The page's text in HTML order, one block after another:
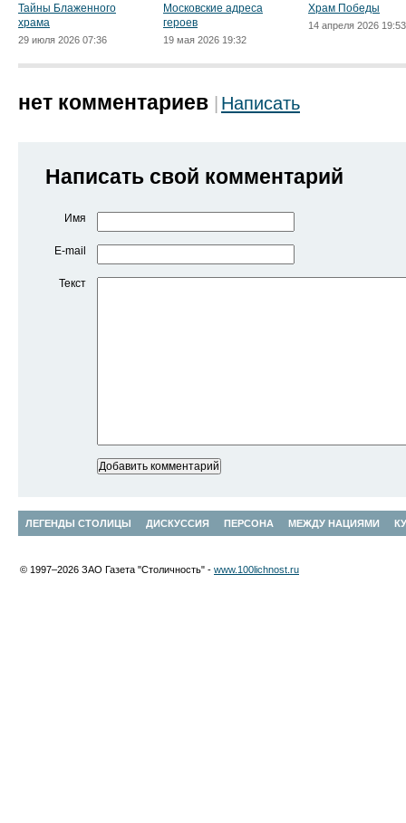
Тайны Блаженного
храма
29 июля 2026 07:36
Московские адреса
героев
19 мая 2026 19:32
Храм Победы
14 апреля 2026 19:53
нет комментариев Написать
Написать свой комментарий
Имя
E-mail
Текст
ЛЕГЕНДЫ СТОЛИЦЫ ДИСКУССИЯ ПЕРСОНА МЕЖДУ НАЦИЯМИ
© 1997–2026 ЗАО Газета "Столичность" - www.100lichnost.ru